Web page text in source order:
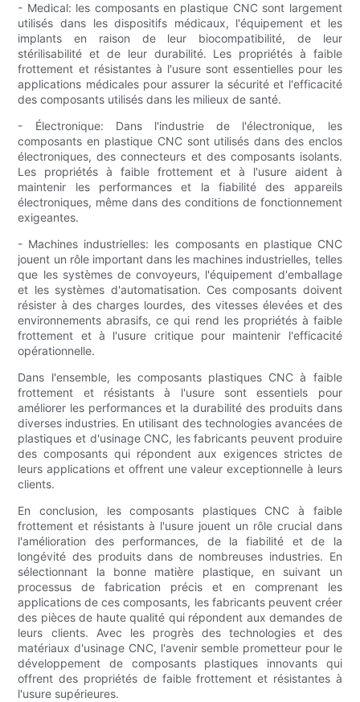
- Medical: les composants en plastique CNC sont largement
utilisés dans les dispositifs médicaux, l'équipement et les
implants en raison de leur biocompatibilité, de leur
stérilisabilité et de leur durabilité. Les propriétés à faible
frottement et résistantes à l'usure sont essentielles pour les
applications médicales pour assurer la sécurité et l'efficacité
des composants utilisés dans les milieux de santé.
- Électronique: Dans l'industrie de l'électronique, les
composants en plastique CNC sont utilisés dans des enclos
électroniques, des connecteurs et des composants isolants.
Les propriétés à faible frottement et à l'usure aident à
maintenir les performances et la fiabilité des appareils
électroniques, même dans des conditions de fonctionnement
exigeantes.
- Machines industrielles: les composants en plastique CNC
jouent un rôle important dans les machines industrielles, telles
que les systèmes de convoyeurs, l'équipement d'emballage
et les systèmes d'automatisation. Ces composants doivent
résister à des charges lourdes, des vitesses élevées et des
environnements abrasifs, ce qui rend les propriétés à faible
frottement et à l'usure critique pour maintenir l'efficacité
opérationnelle.
Dans l'ensemble, les composants plastiques CNC à faible
frottement et résistants à l'usure sont essentiels pour
améliorer les performances et la durabilité des produits dans
diverses industries. En utilisant des technologies avancées de
plastiques et d'usinage CNC, les fabricants peuvent produire
des composants qui répondent aux exigences strictes de
leurs applications et offrent une valeur exceptionnelle à leurs
clients.
En conclusion, les composants plastiques CNC à faible
frottement et résistants à l'usure jouent un rôle crucial dans
l'amélioration des performances, de la fiabilité et de la
longévité des produits dans de nombreuses industries. En
sélectionnant la bonne matière plastique, en suivant un
processus de fabrication précis et en comprenant les
applications de ces composants, les fabricants peuvent créer
des pièces de haute qualité qui répondent aux demandes de
leurs clients. Avec les progrès des technologies et des
matériaux d'usinage CNC, l'avenir semble prometteur pour le
développement de composants plastiques innovants qui
offrent des propriétés de faible frottement et résistantes à
l'usure supérieures.